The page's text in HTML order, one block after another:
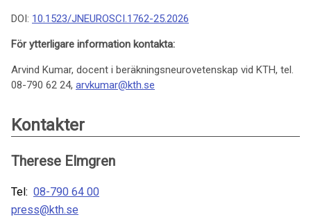
DOI: 10.1523/JNEUROSCI.1762-25.2026
För ytterligare information kontakta:
Arvind Kumar, docent i beräkningsneurovetenskap vid KTH, tel.
08-790 62 24, arvkumar@kth.se
Kontakter
Therese Elmgren
Tel: 08-790 64 00
press@kth.se